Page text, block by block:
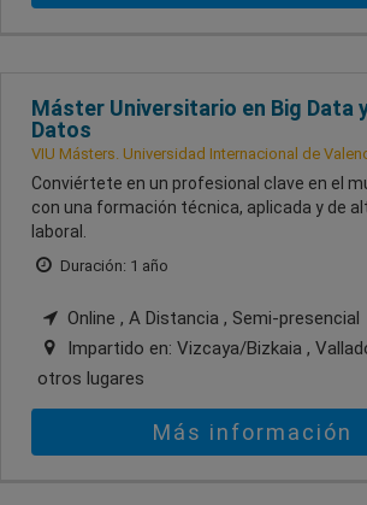
Máster Universitario en Big Data
Datos
VIU Másters. Universidad Internacional de
Conviértete en un profesional clave en el
con una formación técnica, aplicada y de
laboral.
Duración: 1 año
Online , A Distancia , Semi-presencial
Impartido en: Vizcaya/Bizkaia ,
otros lugares
Más información